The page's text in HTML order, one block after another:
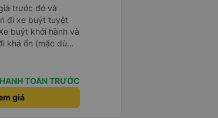
trước đó và
đi xe buýt tuyệt
buýt khởi hành và
khá ổn (mặc dù
Nam ^^), và chỗ
TOÁN TRƯỚC
giá